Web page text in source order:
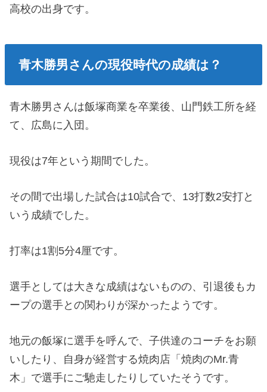
高校の出身です。
青木勝男さんの現役時代の成績は？
青木勝男さんは飯塚商業を卒業後、山門鉄工所を経
て、広島に入団。
現役は7年という期間でした。
その間で出場した試合は10試合で、13打数2安打と
いう成績でした。
打率は1割5分4厘です。
選手としては大きな成績はないものの、引退後もカ
ープの選手との関わりが深かったようです。
地元の飯塚に選手を呼んで、子供達のコーチをお願
いしたり、自身が経営する焼肉店「焼肉のMr.青
木」で選手にご馳走したりしていたそうです。